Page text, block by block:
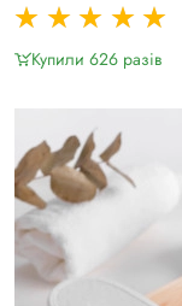
Купили 626 разiв